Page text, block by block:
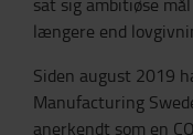
længere end
Siden august 2019
Manufacturing
anerkendt som en